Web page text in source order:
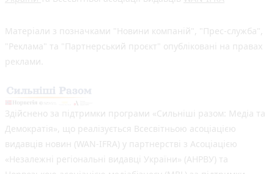
Матеріали з позначками "Новини компаній", "Прес-служба",
"Реклама" та "Партнерський проєкт" опубліковані на правах
реклами.
Здійснено за підтримки програми «Сильніші разом: Медіа та
Демократія», що реалізується Всесвітньою асоціацією
видавців новин (WAN-IFRA) у партнерстві з Асоціацією
«Незалежні регіональні видавці України» (АНРВУ) та